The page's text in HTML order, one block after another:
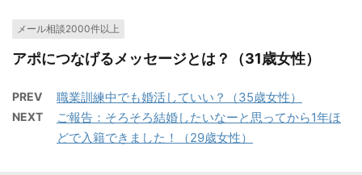
メール相談2000件以上
アポにつなげるメッセージとは？（31歳女性）
PREV 職業訓練中でも婚活していい？（35歳女性）
NEXT
ご報告：そろそろ結婚したいなーと思ってから1年ほ
どで入籍できました！（29歳女性）